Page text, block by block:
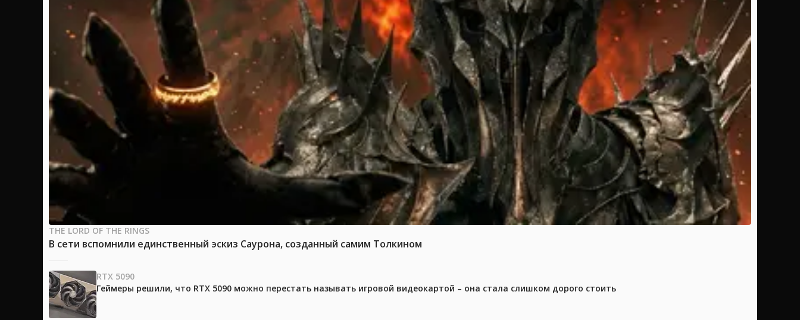
THE LORD OF THE RINGS
В сети вспомнили единственный эскиз Саурона, созданный самим Толкином
RTX 5090
Геймеры решили, что RTX 5090 можно перестать называть игровой видеокартой – она стала слишком дорого стоить